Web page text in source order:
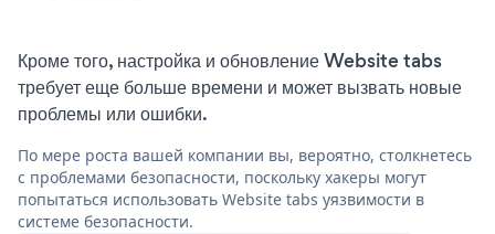
Кроме того, настройка и обновление Website tabs
требует еще больше времени и может вызвать новые
проблемы или ошибки.
По мере роста вашей компании вы, вероятно, столкнетесь
с проблемами безопасности, поскольку хакеры могут
попытаться использовать Website tabs уязвимости в
системе безопасности.